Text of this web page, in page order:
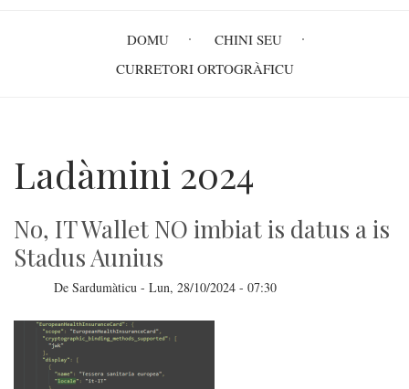
navigation
DOMU
CHINI SEU
CURRETORI ORTOGRÀFICU
Ladàmini 2024
No, IT Wallet NO imbiat is datus a is
Stadus Aunius
De Sardumàticu - Lun, 28/10/2024 - 07:30